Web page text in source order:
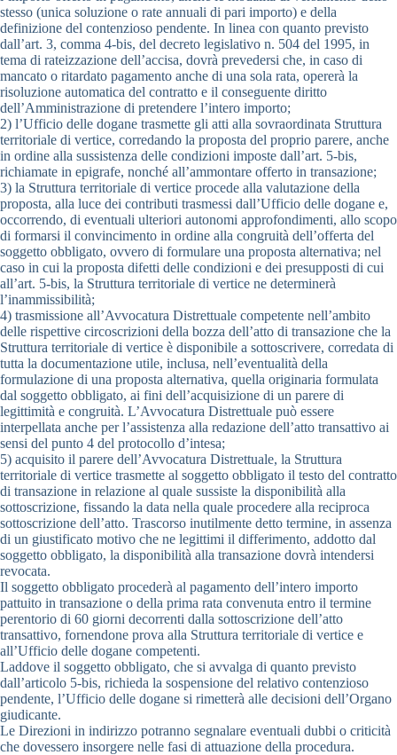
stesso (unica soluzione o rate annuali di pari importo) e della
definizione del contenzioso pendente. In linea con quanto previsto
dall’art. 3, comma 4-bis, del decreto legislativo n. 504 del 1995, in
tema di rateizzazione dell’accisa, dovrà prevedersi che, in caso di
mancato o ritardato pagamento anche di una sola rata, opererà la
risoluzione automatica del contratto e il conseguente diritto
dell’Amministrazione di pretendere l’intero importo;
2) l’Ufficio delle dogane trasmette gli atti alla sovraordinata Struttura
territoriale di vertice, corredando la proposta del proprio parere, anche
in ordine alla sussistenza delle condizioni imposte dall’art. 5-bis,
richiamate in epigrafe, nonché all’ammontare offerto in transazione;
3) la Struttura territoriale di vertice procede alla valutazione della
proposta, alla luce dei contributi trasmessi dall’Ufficio delle dogane e,
occorrendo, di eventuali ulteriori autonomi approfondimenti, allo scopo
di formarsi il convincimento in ordine alla congruità dell’offerta del
soggetto obbligato, ovvero di formulare una proposta alternativa; nel
caso in cui la proposta difetti delle condizioni e dei presupposti di cui
all’art. 5-bis, la Struttura territoriale di vertice ne determinerà
l’inammissibilità;
4) trasmissione all’Avvocatura Distrettuale competente nell’ambito
delle rispettive circoscrizioni della bozza dell’atto di transazione che la
Struttura territoriale di vertice è disponibile a sottoscrivere, corredata di
tutta la documentazione utile, inclusa, nell’eventualità della
formulazione di una proposta alternativa, quella originaria formulata
dal soggetto obbligato, ai fini dell’acquisizione di un parere di
legittimità e congruità. L’Avvocatura Distrettuale può essere
interpellata anche per l’assistenza alla redazione dell’atto transattivo ai
sensi del punto 4 del protocollo d’intesa;
5) acquisito il parere dell’Avvocatura Distrettuale, la Struttura
territoriale di vertice trasmette al soggetto obbligato il testo del contratto
di transazione in relazione al quale sussiste la disponibilità alla
sottoscrizione, fissando la data nella quale procedere alla reciproca
sottoscrizione dell’atto. Trascorso inutilmente detto termine, in assenza
di un giustificato motivo che ne legittimi il differimento, addotto dal
soggetto obbligato, la disponibilità alla transazione dovrà intendersi
revocata.
Il soggetto obbligato procederà al pagamento dell’intero importo
pattuito in transazione o della prima rata convenuta entro il termine
perentorio di 60 giorni decorrenti dalla sottoscrizione dell’atto
transattivo, fornendone prova alla Struttura territoriale di vertice e
all’Ufficio delle dogane competenti.
Laddove il soggetto obbligato, che si avvalga di quanto previsto
dall’articolo 5-bis, richieda la sospensione del relativo contenzioso
pendente, l’Ufficio delle dogane si rimetterà alle decisioni dell’Organo
giudicante.
Le Direzioni in indirizzo potranno segnalare eventuali dubbi o criticità
che dovessero insorgere nelle fasi di attuazione della procedura.